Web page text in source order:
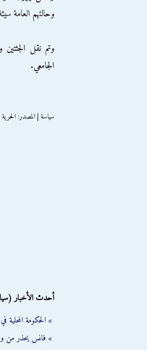
وحالتهم العامة
وتم نقل
الجامعي.
سياسة | المصدر: الحرية
أحدث الأخبار
» الحكومة
» فانس يحذر من